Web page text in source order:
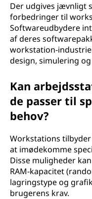
Der udgives jævnligt
forbedringer til
Softwareudbydere
af deres
workstation-
design, simulering
Kan
de passer til
behov?
Workstations
at imødekomme
Disse muligheder
RAM-kapacitet
lagringstype og
brugerens krav.